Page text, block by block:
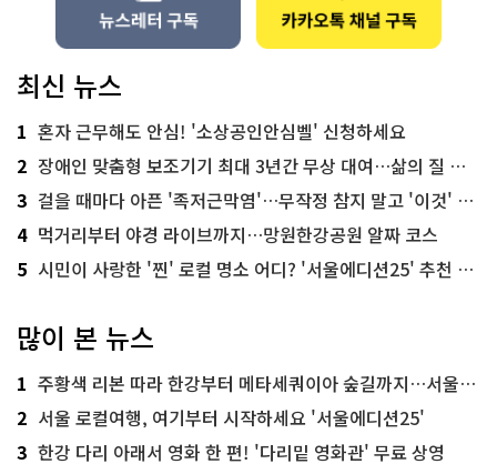
최신 뉴스
1 혼자 근무해도 안심! '소상공인안심벨' 신청하세요
2 장애인 맞춤형 보조기기 최대 3년간 무상 대여…삶의 질 높인다
3 걸을 때마다 아픈 '족저근막염'…무작정 참지 말고 '이것' 해보세요!
4 먹거리부터 야경 라이브까지…망원한강공원 알짜 코스
5 시민이 사랑한 '찐' 로컬 명소 어디? '서울에디션25' 추천 코스
많이 본 뉴스
1 주황색 리본 따라 한강부터 메타세쿼이아 숲길까지…서울둘레길 15코스
2 서울 로컬여행, 여기부터 시작하세요 '서울에디션25'
3 한강 다리 아래서 영화 한 편! '다리밑 영화관' 무료 상영